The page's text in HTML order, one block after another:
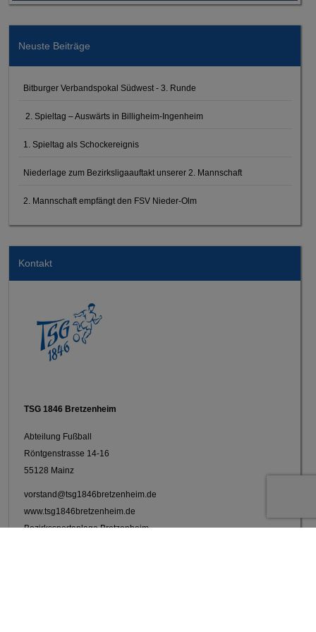
Neuste Beiträge
Bitburger Verbandspokal Südwest - 3. Runde
2. Spieltag – Auswärts in Billigheim-Ingenheim
1. Spieltag als Schockereignis
Niederlage zum Bezirksligaauftakt unserer 2. Mannschaft
2. Mannschaft empfängt den FSV Nieder-Olm
Kontakt
TSG 1846 Bretzenheim
Abteilung Fußball
Röntgenstrasse 14-16
55128 Mainz
vorstand@tsg1846bretzenheim.de
www.tsg1846bretzenheim.de
Bezirkssportanlage Bretzenheim